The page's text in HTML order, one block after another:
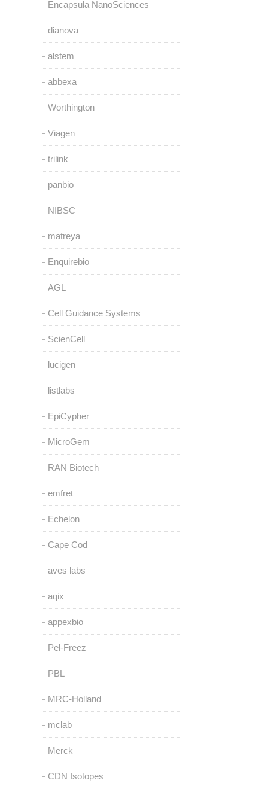
Encapsula NanoSciences
dianova
alstem
abbexa
Worthington
Viagen
trilink
panbio
NIBSC
matreya
Enquirebio
AGL
Cell Guidance Systems
ScienCell
lucigen
listlabs
EpiCypher
MicroGem
RAN Biotech
emfret
Echelon
Cape Cod
aves labs
aqix
appexbio
Pel-Freez
PBL
MRC-Holland
mclab
Merck
CDN Isotopes